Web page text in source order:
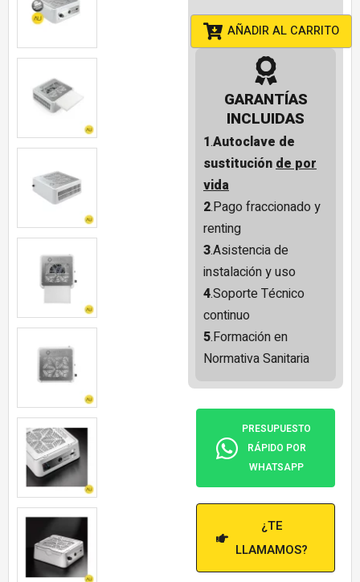
AÑADIR AL CARRITO
GARANTÍAS
INCLUIDAS
1.Autoclave de
sustituciónde por
vida
2.Pago fraccionado y
renting
3.Asistencia de
instalación y uso
4.Soporte Técnico
continuo
5.Formación en
Normativa Sanitaria
PRESUPUESTO
RÁPIDO POR
WHATSAPP
¿TE
LLAMAMOS?